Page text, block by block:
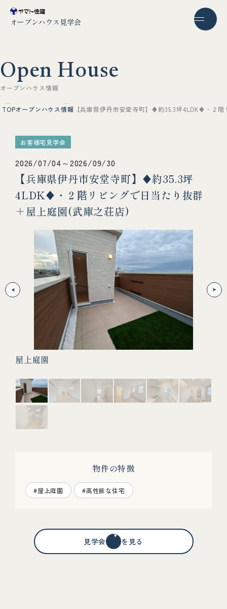
オープンハウス見学会
Open House
オー プンハ ウ ス情報
TOPオープンハウス情報 【兵庫県伊丹市安堂寺町】♦約35.3坪4LDK♦・２
お客様宅見学会
2026/07/04～2026/09/30
【兵庫県伊丹市安堂寺町】♦約35.3坪
4LDK♦・２階リビングで日当たり抜群
＋屋上庭園(武庫之荘店)
屋上庭園
物件の特徴
#屋上庭園 #高性能な住宅
見学会情報を見る